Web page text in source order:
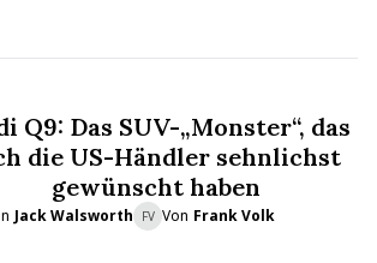
Q9: Das SUV-„Monster“, das
die US-Händler sehnlichst
gewünscht haben
Jack Walsworth FV Von Frank Volk